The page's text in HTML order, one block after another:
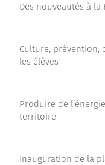
Des nouveautés à la
Culture, prévention,
les élèves
Produire de
territoire
Inauguration de la